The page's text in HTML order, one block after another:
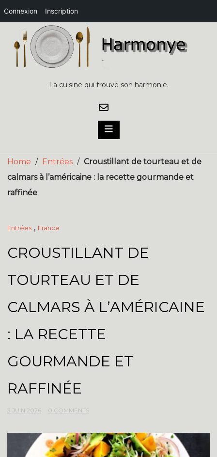
Connexion Inscription
content
La cuisine qui trouve son harmonie.
Home / Entrées / Croustillant de tourteau et de
calmars à l’américaine : la recette gourmande et
raffinée
Entrées , France
CROUSTILLANT DE
TOURTEAU ET DE
CALMARS À L’AMÉRICAINE
: LA RECETTE
GOURMANDE ET
RAFFINÉE
3 JUIN 2026 0 COMMENTS